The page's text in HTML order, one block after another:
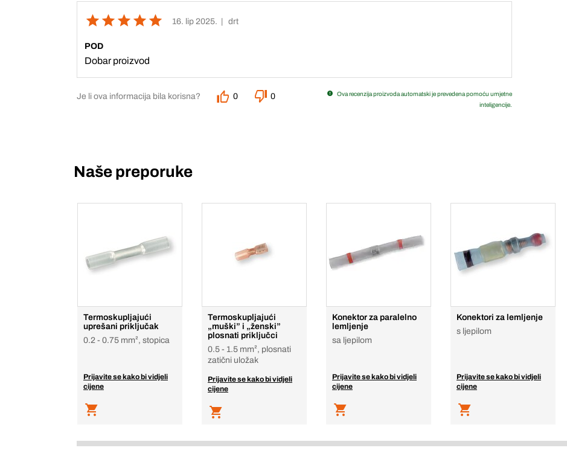
16. lip 2025. | drt
POD
Dobar proizvod
Je li ova informacija bila korisna? 0 0
Ova recenzija proizvoda automatski je prevedena pomoću umjetne
inteligencije.
Naše preporuke
Termoskupljajući
uprešani priključak
0.2 - 0.75 mm², stopica
Prijavite se kako bi vidjeli
cijene
Termoskupljajući
„muški” i „ženski”
plosnati priključci
0.5 - 1.5 mm², plosnati
zatični uložak
Prijavite se kako bi vidjeli
cijene
Konektor za paralelno
lemljenje
sa ljepilom
Prijavite se kako bi vidjeli
cijene
Konektori za lemljenje
s ljepilom
Prijavite se kako bi vidjeli
cijene